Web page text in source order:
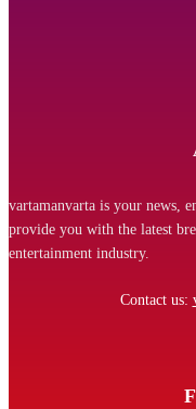
vartamanvarta is your news,
provide you with the latest
entertainment industry.
Contact us: